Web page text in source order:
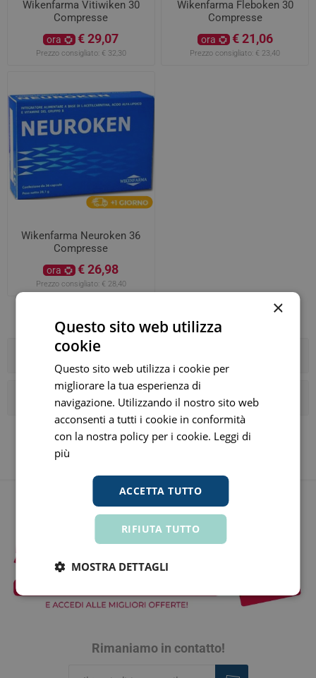
Wikenfarma Vitiwiken 30
Compresse
ora € 29,07
Prezzo consigliato: € 32,30
Wikenfarma Fleboken 30
Compresse
ora € 21,06
Prezzo consigliato: € 23,40
Wikenfarma Neuroken 36
Compresse
ora € 26,98
Prezzo consigliato: € 28,40
Categorie
I tag più popolari
Rimaniamo in contatto!
×
Questo sito web utilizza
cookie
Questo sito web utilizza i cookie per
migliorare la tua esperienza di
navigazione. Utilizzando il nostro sito web
acconsenti a tutti i cookie in conformità
con la nostra policy per i cookie. Leggi di
più
ACCETTA TUTTO
RIFIUTA TUTTO
MOSTRA DETTAGLI